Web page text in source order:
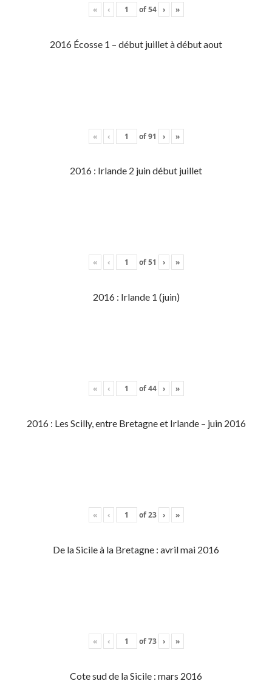
« ‹ of54 › »
2016 Écosse 1 – début juillet à début aout
« ‹ of91 › »
2016 : Irlande 2 juin début juillet
« ‹ of51 › »
2016 : Irlande 1 (juin)
« ‹ of44 › »
2016 : Les Scilly, entre Bretagne et Irlande – juin 2016
« ‹ of23 › »
De la Sicile à la Bretagne : avril mai 2016
« ‹ of73 › »
Cote sud de la Sicile : mars 2016